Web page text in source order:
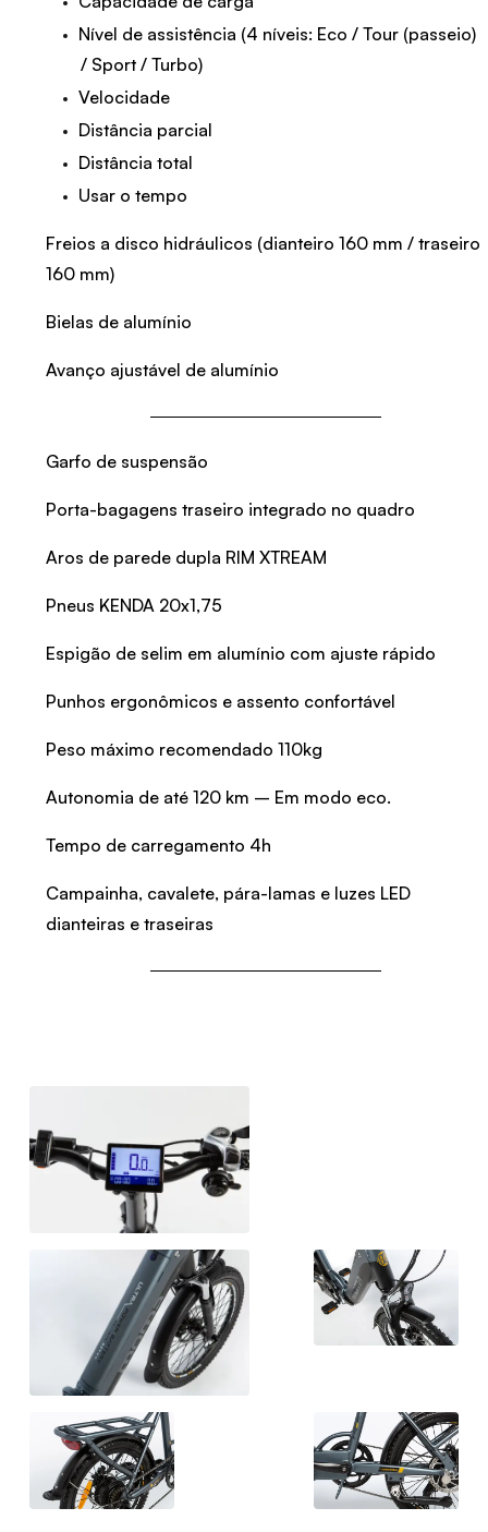
Nível de assistência (4 níveis: Eco / Tour (passeio)
/ Sport / Turbo)
Velocidade
Distância parcial
Distância total
Usar o tempo
Freios a disco hidráulicos (dianteiro 160 mm / traseiro
160 mm)
Bielas de alumínio
Avanço ajustável de alumínio
Garfo de suspensão
Porta-bagagens traseiro integrado no quadro
Aros de parede dupla RIM XTREAM
Pneus KENDA 20x1,75
Espigão de selim em alumínio com ajuste rápido
Punhos ergonômicos e assento confortável
Peso máximo recomendado 110kg
Autonomia de até 120 km – Em modo eco.
Tempo de carregamento 4h
Campainha, cavalete, pára-lamas e luzes LED
dianteiras e traseiras